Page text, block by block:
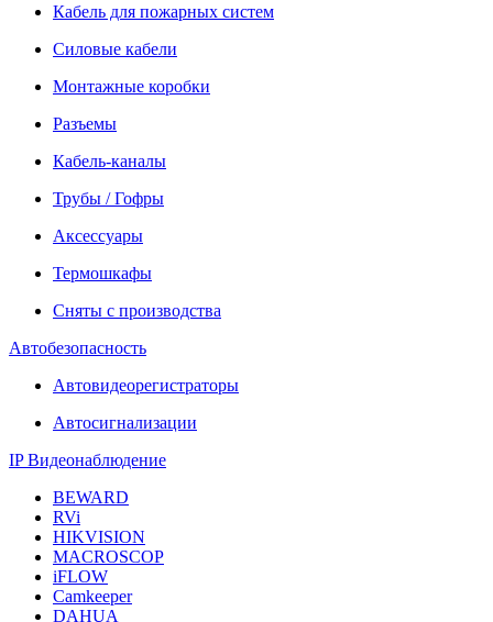
Кабель для пожарных систем
Силовые кабели
Монтажные коробки
Разъемы
Кабель-каналы
Трубы / Гофры
Аксессуары
Термошкафы
Сняты с производства
Автобезопасность
Автовидеорегистраторы
Автосигнализации
IP Видеонаблюдение
BEWARD
RVi
HIKVISION
MACROSCOP
iFLOW
Camkeeper
DAHUA